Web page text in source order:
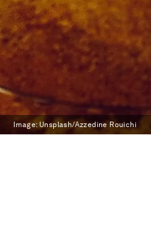
Image: Unsplash/Azzedine Rouichi